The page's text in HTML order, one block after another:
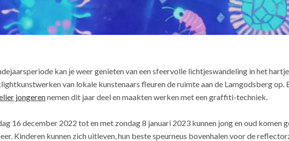
kan je weer genieten van een sfeervolle lichtjeswandeling in het
van lokale kunstenaars fleuren de ruimte aan de Lamgodsberg op.
jongerennemen dit jaar deel en maakten werken met een graffiti-techniek.
16 december 2022 tot en met zondag 8 januari 2023 kunnen jong en oud komen
Kinderen kunnen zich uitleven, hun beste speurneus bovenhalen voor de